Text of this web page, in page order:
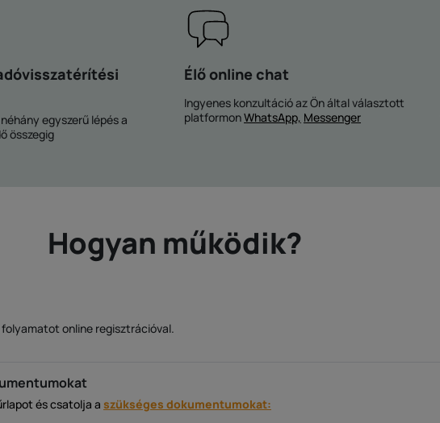
néhány egyszerű lépés a
összegig
Élő online chat
Ingyenes konzultáció az Ön által választott
platformonWhatsApp, Messenger
Hogyan működik?
folyamatot online regisztrációval.
és csatolja a szükséges dokumentumokat: